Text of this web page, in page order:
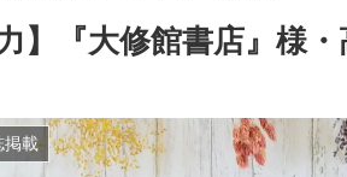
力】『大修館書店』様
掲載